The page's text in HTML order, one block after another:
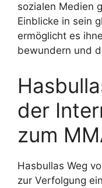
sozialen Medien
Einblicke in sein
ermöglicht es
bewundern und
der
zum
Hasbullas Weg
zur Verfolgung